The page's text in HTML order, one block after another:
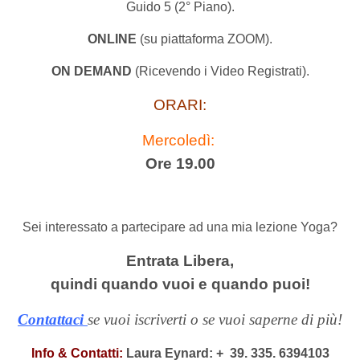
Guido 5 (2° Piano).
ONLINE (su piattaforma ZOOM).
ON DEMAND (Ricevendo i Video Registrati).
ORARI:
Mercoledì:
Ore 19.00
Sei interessato a partecipare ad una mia lezione Yoga?
Entrata Libera,
quindi quando vuoi e quando puoi!
Contattaci se vuoi iscriverti o se vuoi saperne di più!
Info & Contatti: Laura Eynard: + 39. 335. 6394103